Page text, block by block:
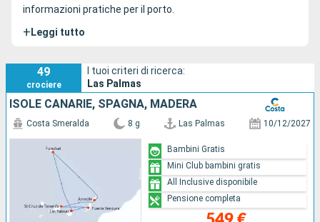
Ricerca
informazioni pratiche per il porto.
+ Leggi tutto
49
crociere
I tuoi criteri di ricerca:
Las Palmas
ISOLE CANARIE, SPAGNA, MADERA
Costa Smeralda 8 g Las Palmas 10/12/2027
Bambini Gratis
Mini Club bambini gratis
All Inclusive disponibile
Pensione completa